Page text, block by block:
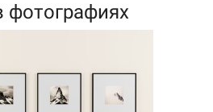
фотографиях